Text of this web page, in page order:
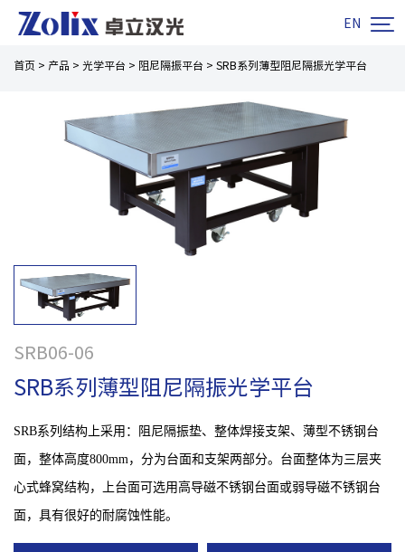
EN 
首页 > 产品 > 光学平台 > 阻尼隔振平台 > SRB系列薄型阻尼隔振光学平台
SRB06-06
SRB系列薄型阻尼隔振光学平台
SRB系列结构上采用：阻尼隔振垫、整体焊接支架、薄型不锈钢台
面，整体高度800mm，分为台面和支架两部分。台面整体为三层夹
心式蜂窝结构，上台面可选用高导磁不锈钢台面或弱导磁不锈钢台
面，具有很好的耐腐蚀性能。